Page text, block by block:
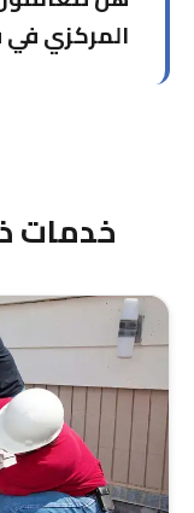
لدينا فريق
للقيام بالعمل
المركزي في
خدمات